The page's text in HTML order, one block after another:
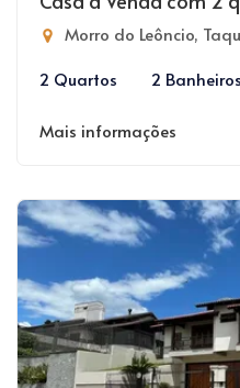
Morro do Leôncio,
2 Quartos
2 Banheiros
Mais informações